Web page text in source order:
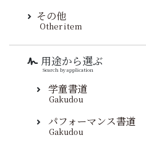
その他
Other item
用途から選ぶ
Search by application
学童書道
Gakudou
パフォーマンス書道
Gakudou